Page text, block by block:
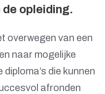
de opleiding.
overwegen van een
naar mogelijke
die kunnen
afronden